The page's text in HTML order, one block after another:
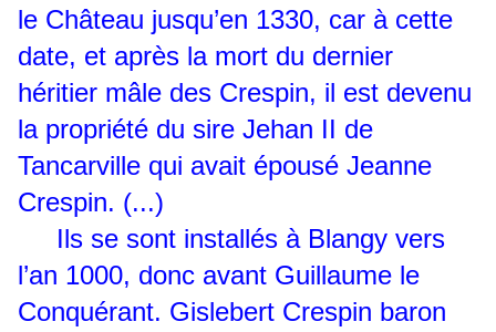
le Château jusqu’en 1330, car à cette
date, et après la mort du dernier
héritier mâle des Crespin, il est devenu
la propriété du sire Jehan II de
Tancarville qui avait épousé Jeanne
Crespin. (...)
Ils se sont installés à Blangy vers
l’an 1000, donc avant Guillaume le
Conquérant. Gislebert Crespin baron